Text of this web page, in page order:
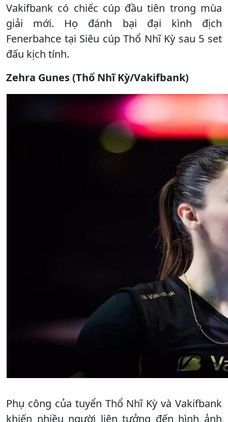
Vakifbank có chiếc cúp đầu tiên trong mùa
giải mới. Họ đánh bại đại kình địch
Fenerbahce tại Siêu cúp Thổ Nhĩ Kỳ sau 5 set
đấu kịch tính.
Zehra Gunes (Thổ Nhĩ Kỳ/Vakifbank)
Phụ công của tuyển Thổ Nhĩ Kỳ và Vakifbank
khiến nhiều người liên tưởng đến hình ảnh